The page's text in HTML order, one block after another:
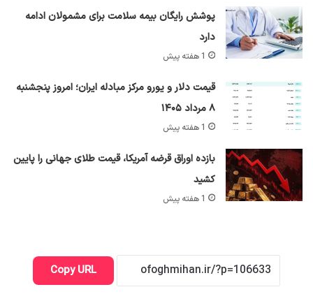
پوشش رایگان بیمه سلامت برای مشمولان ادامه
دارد
1 هفته پیش
قیمت دلار و یورو مرکز مبادله ایران؛ امروز پنجشنبه
۸ مرداد ۱۴۰۵
1 هفته پیش
بازده اوراق قرضه آمریکا، قیمت طلای جهانی را پایین
کشید
1 هفته پیش
Copy URL